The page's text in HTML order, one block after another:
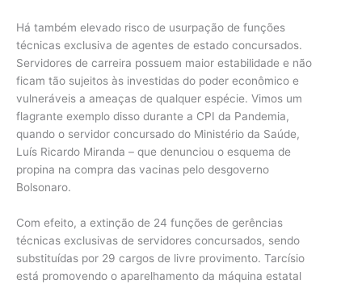
Há também elevado risco de usurpação de funções
técnicas exclusiva de agentes de estado concursados.
Servidores de carreira possuem maior estabilidade e não
ficam tão sujeitos às investidas do poder econômico e
vulneráveis a ameaças de qualquer espécie. Vimos um
flagrante exemplo disso durante a CPI da Pandemia,
quando o servidor concursado do Ministério da Saúde,
Luís Ricardo Miranda – que denunciou o esquema de
propina na compra das vacinas pelo desgoverno
Bolsonaro.
Com efeito, a extinção de 24 funções de gerências
técnicas exclusivas de servidores concursados, sendo
substituídas por 29 cargos de livre provimento. Tarcísio
está promovendo o aparelhamento da máquina estatal